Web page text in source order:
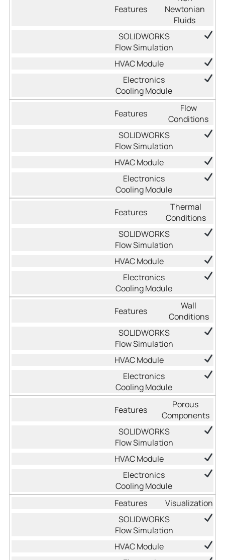
Newtonian
Fluids
Flow
Conditions
Thermal
Conditions
Wall
Conditions
Porous
Components
Visualization